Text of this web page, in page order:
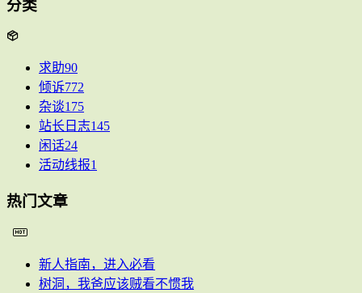
分类
求助90
倾诉772
杂谈175
站长日志145
闲话24
活动线报1
热门文章
新人指南，进入必看
树洞，我爸应该贼看不惯我